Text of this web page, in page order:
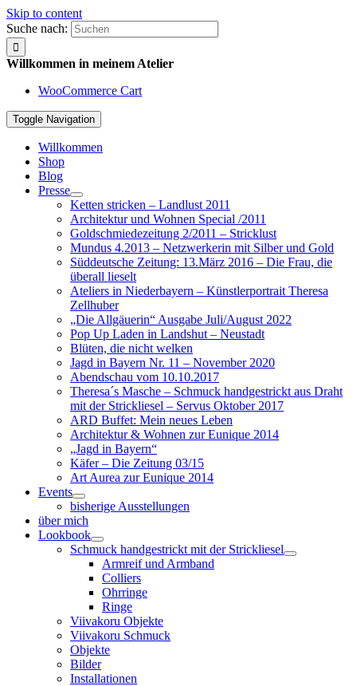
Skip to content
Suche nach:
Willkommen in meinem Atelier
WooCommerce Cart
Toggle Navigation
Willkommen
Shop
Blog
Presse
Ketten stricken – Landlust 2011
Architektur und Wohnen Special /2011
Goldschmiedezeitung 2/2011 – Stricklust
Mundus 4.2013 – Netzwerkerin mit Silber und Gold
Süddeutsche Zeitung: 13.März 2016 – Die Frau, die
überall lieselt
Ateliers in Niederbayern – Künstlerportrait Theresa
Zellhuber
„Die Allgäuerin“ Ausgabe Juli/August 2022
Pop Up Laden in Landshut – Neustadt
Blüten, die nicht welken
Jagd in Bayern Nr. 11 – November 2020
Abendschau vom 10.10.2017
Theresa´s Masche – Schmuck handgestrickt aus Draht
mit der Strickliesel – Servus Oktober 2017
ARD Buffet: Mein neues Leben
Architektur & Wohnen zur Eunique 2014
„Jagd in Bayern“
Käfer – Die Zeitung 03/15
Art Aurea zur Eunique 2014
Events
bisherige Ausstellungen
über mich
Lookbook
Schmuck handgestrickt mit der Strickliesel
Armreif und Armband
Colliers
Ohrringe
Ringe
Viivakoru Objekte
Viivakoru Schmuck
Objekte
Bilder
Installationen